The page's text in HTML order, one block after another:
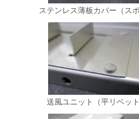
ステンレス薄板カバー（ス
送風ユニット（平リベット